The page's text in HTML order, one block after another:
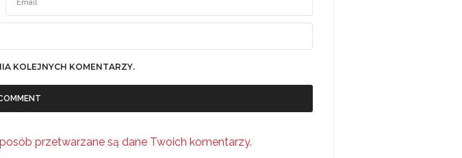
KOLEJNYCH KOMENTARZY.
przetwarzane są dane Twoich komentarzy.